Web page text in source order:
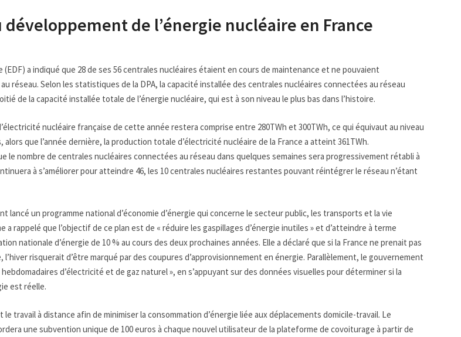
de l’énergie nucléaire en France
(EDF) a indiqué que 28 de ses 56 centrales nucléaires étaient en cours de maintenance et ne pouvaient
réseau. Selon les statistiques de la DPA, la capacité installée des centrales nucléaires connectées au réseau
de la capacité installée totale de l’énergie nucléaire, qui est à son niveau le plus bas dans l’histoire.
nucléaire française de cette année restera comprise entre 280TWh et 300TWh, ce qui équivaut au niveau
alors que l’année dernière, la production totale d’électricité nucléaire de la France a atteint 361TWh.
le nombre de centrales nucléaires connectées au réseau dans quelques semaines sera progressivement rétabli à
à s’améliorer pour atteindre 46, les 10 centrales nucléaires restantes pouvant réintégrer le réseau n’étant
lancé un programme national d’économie d’énergie qui concerne le secteur public, les transports et la vie
rappelé que l’objectif de ce plan est de « réduire les gaspillages d’énergie inutiles » et d’atteindre à terme
nationale d’énergie de 10 % au cours des deux prochaines années. Elle a déclaré que si la France ne prenait pas
l’hiver risquerait d’être marqué par des coupures d’approvisionnement en énergie. Parallèlement, le gouvernement
d’électricité et de gaz naturel », en s’appuyant sur des données visuelles pour déterminer si la
est réelle.
travail à distance afin de minimiser la consommation d’énergie liée aux déplacements domicile-travail. Le
une subvention unique de 100 euros à chaque nouvel utilisateur de la plateforme de covoiturage à partir de